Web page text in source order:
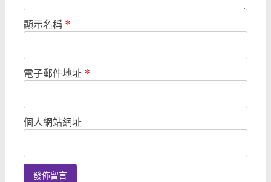
顯示名稱 *
電子郵件地址 *
個人網站網址